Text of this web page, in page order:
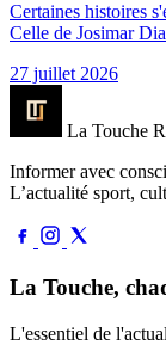
Certaines histoires
Celle de Josimar
27 juillet 2026
La Touche
Informer avec
L’actualité sport,
La Touche,
L'essentiel de